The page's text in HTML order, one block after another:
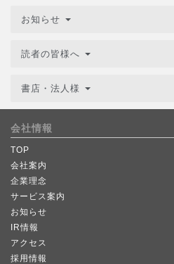
お知らせ
読者の皆様へ
書店・法人様
会社情報
TOP
会社案内
企業理念
サービス案内
お知らせ
IR情報
アクセス
採用情報